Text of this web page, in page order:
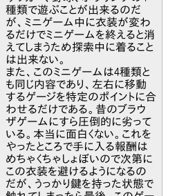
種類で遊ぶことが出来るのだ
が、ミニゲーム中に衣装が変わ
るだけでミニゲームを終えると消
えてしまうため探索中に着ること
は出来ない。
また、このミニゲームは4種類と
も同じ内容であり、左右に移動
するゲージを特定のポイントに合
わせるだけである。昔のブラウ
ザゲームにすら圧倒的に劣って
いる。本当に面白くない。これを
やったところで手に入る報酬は
めちゃくちゃしょぼいので次第に
この衣装を避けるようになるの
だが、うっかり鍵を持った状態で